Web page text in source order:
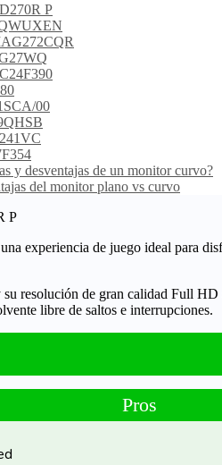
P
00
y desventajas de un monitor curvo?
del monitor plano vs curvo
P
experiencia de juego ideal para
su resolución de gran calidad Full HD
libre de saltos e interrupciones.
Pros